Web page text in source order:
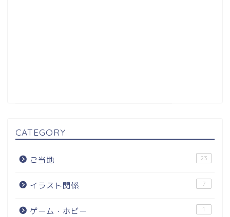
CATEGORY
ご当地 23
イラスト関係 7
ゲーム・ホビー 1